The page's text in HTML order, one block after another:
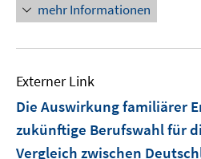
mehr Informationen
Externer Link
Die Auswirkung familiärer
zukünftige Berufswahl für
Vergleich zwischen